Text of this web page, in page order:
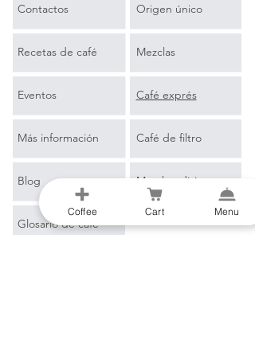
Contactos
Recetas de café
Eventos
Más información
Blog
Glosario de café
Origen único
Mezclas
Café exprés
Café de filtro
Merchandising
Coffee Cart Menu